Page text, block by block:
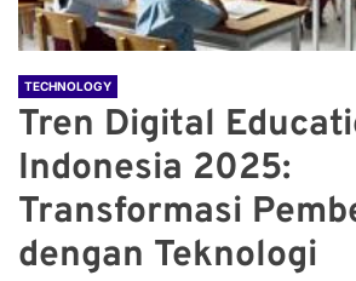
TECHNOLOGY
Tren Digital
Indonesia 2025:
Transformasi
dengan Teknologi